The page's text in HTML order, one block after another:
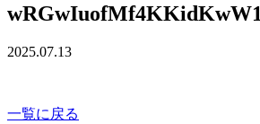
2025.07.13
一覧に戻る